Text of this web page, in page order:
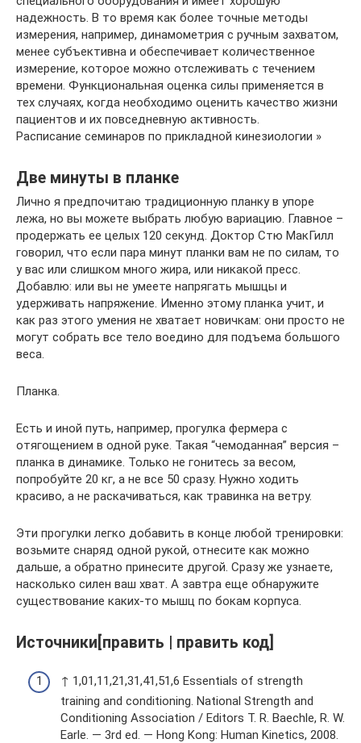
надежность. В то время как более точные методы
измерения, например, динамометрия с ручным захватом,
менее субъективна и обеспечивает количественное
измерение, которое можно отслеживать с течением
времени. Функциональная оценка силы применяется в
тех случаях, когда необходимо оценить качество жизни
пациентов и их повседневную активность.
Расписание семинаров по прикладной кинезиологии »
Две минуты в планке
Лично я предпочитаю традиционную планку в упоре
лежа, но вы можете выбрать любую вариацию. Главное –
продержать ее целых 120 секунд. Доктор Стю МакГилл
говорил, что если пара минут планки вам не по силам, то
у вас или слишком много жира, или никакой пресс.
Добавлю: или вы не умеете напрягать мышцы и
удерживать напряжение. Именно этому планка учит, и
как раз этого умения не хватает новичкам: они просто не
могут собрать все тело воедино для подъема большого
веса.
Планка.
Есть и иной путь, например, прогулка фермера с
отягощением в одной руке. Такая “чемоданная” версия –
планка в динамике. Только не гонитесь за весом,
попробуйте 20 кг, а не все 50 сразу. Нужно ходить
красиво, а не раскачиваться, как травинка на ветру.
Эти прогулки легко добавить в конце любой тренировки:
возьмите снаряд одной рукой, отнесите как можно
дальше, а обратно принесите другой. Сразу же узнаете,
насколько силен ваш хват. А завтра еще обнаружите
существование каких-то мышц по бокам корпуса.
Источники[править | править код]
↑ 1,01,11,21,31,41,51,6 Essentials of strength
training and conditioning. National Strength and
Conditioning Association / Editors T. R. Baechle, R. W.
Earle. — 3rd ed. — Hong Kong: Human Kinetics, 2008.